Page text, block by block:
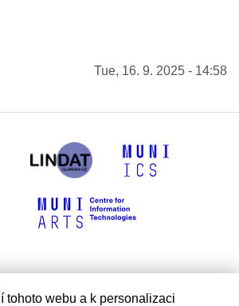
Tue, 16. 9. 2025 - 14:58
tohoto webu a k personalizaci